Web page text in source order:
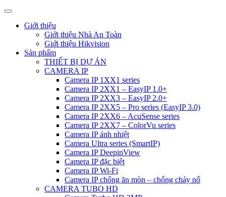
Giới thiệu
Giới thiệu Nhà An Toàn
Giới thiệu Hikvision
Sản phẩm
THIẾT BỊ DỰ ÁN
CAMERA IP
Camera IP 1XX1 series
Camera IP 2XX1 – EasyIP 1.0+
Camera IP 2XX3 – EasyIP 2.0+
Camera IP 2XX5 – Pro series (EasyIP 3.0)
Camera IP 2XX6 – AcuSense series
Camera IP 2XX7 – ColorVu series
Camera IP ảnh nhiệt
Camera Ultra series (SmartIP)
Camera IP DeepinView
Camera IP đặc biệt
Camera IP Wi-Fi
Camera IP chống ăn mòn – chống cháy nổ
CAMERA TUBO HD